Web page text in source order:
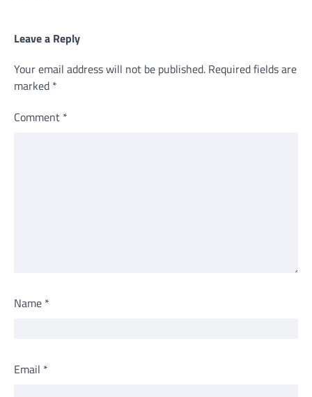
Leave a Reply
Your email address will not be published. Required fields are
marked *
Comment *
Name *
Email *